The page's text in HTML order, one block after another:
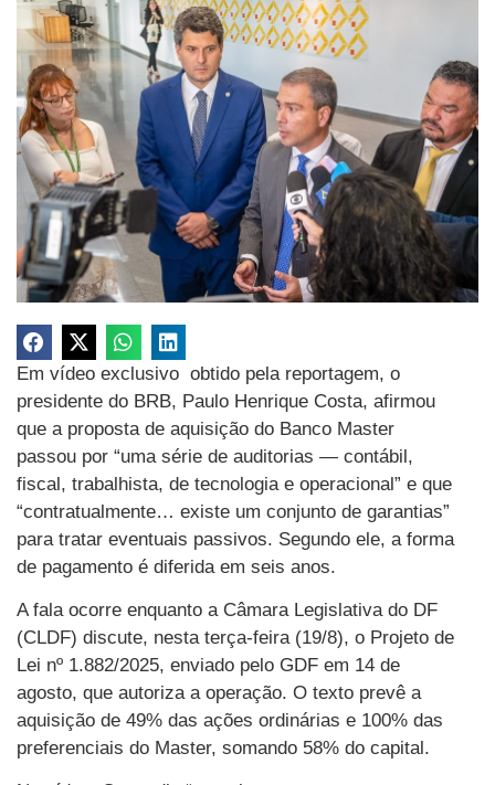
Em vídeo exclusivo obtido pela reportagem, o
presidente do BRB, Paulo Henrique Costa, afirmou
que a proposta de aquisição do Banco Master
passou por “uma série de auditorias — contábil,
fiscal, trabalhista, de tecnologia e operacional” e que
“contratualmente… existe um conjunto de garantias”
para tratar eventuais passivos. Segundo ele, a forma
de pagamento é diferida em seis anos.
A fala ocorre enquanto a Câmara Legislativa do DF
(CLDF) discute, nesta terça-feira (19/8), o Projeto de
Lei nº 1.882/2025, enviado pelo GDF em 14 de
agosto, que autoriza a operação. O texto prevê a
aquisição de 49% das ações ordinárias e 100% das
preferenciais do Master, somando 58% do capital.